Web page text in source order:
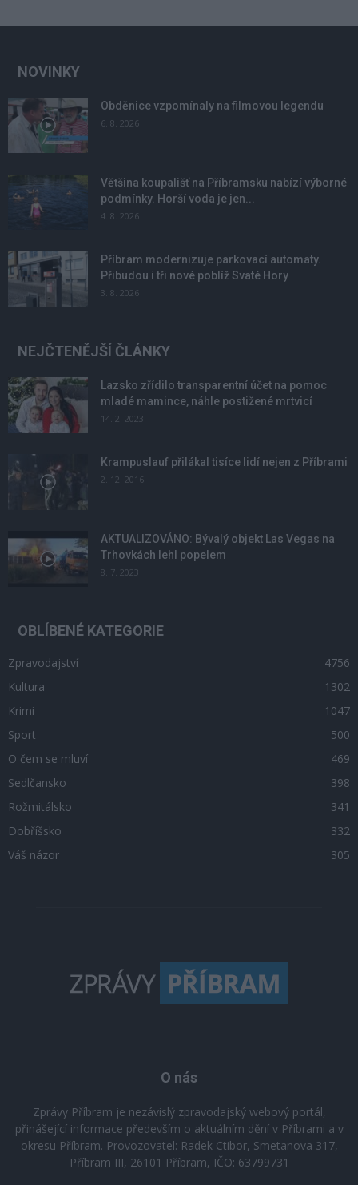
NOVINKY
Obděnice vzpomínaly na filmovou legendu
6. 8. 2026
Většina koupališť na Příbramsku nabízí výborné
podmínky. Horší voda je jen...
4. 8. 2026
Příbram modernizuje parkovací automaty.
Přibudou i tři nové poblíž Svaté Hory
3. 8. 2026
NEJČTENĚJŠÍ ČLÁNKY
Lazsko zřídilo transparentní účet na pomoc
mladé mamince, náhle postižené mrtvicí
14. 2. 2023
Krampuslauf přilákal tisíce lidí nejen z Příbrami
2. 12. 2016
AKTUALIZOVÁNO: Bývalý objekt Las Vegas na
Trhovkách lehl popelem
8. 7. 2023
OBLÍBENÉ KATEGORIE
Zpravodajství
4756
Kultura
1302
Krimi
1047
Sport
500
O čem se mluví
469
Sedlčansko
398
Rožmitálsko
341
Dobříšsko
332
Váš názor
305
O nás
Zprávy Příbram je nezávislý zpravodajský webový portál,
přinášející informace především o aktuálním dění v Příbrami a v
okresu Příbram. Provozovatel: Radek Ctibor, Smetanova 317,
Příbram III, 26101 Příbram, IČO: 63799731